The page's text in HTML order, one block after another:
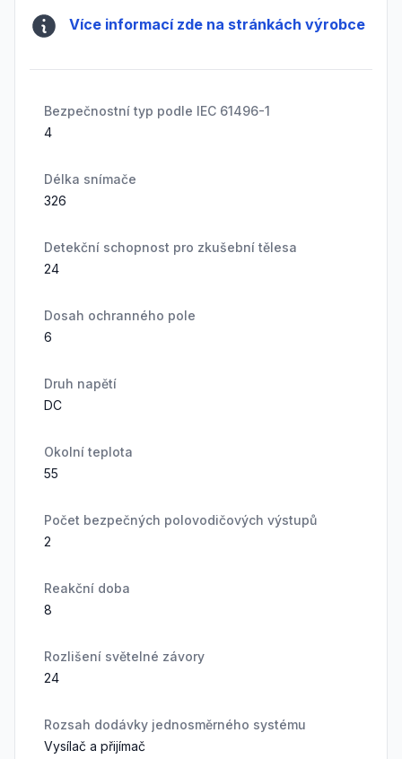
Více informací zde na stránkách výrobce
Bezpečnostní typ podle IEC 61496-1
4
Délka snímače
326
Detekční schopnost pro zkušební tělesa
24
Dosah ochranného pole
6
Druh napětí
DC
Okolní teplota
55
Počet bezpečných polovodičových výstupů
2
Reakční doba
8
Rozlišení světelné závory
24
Rozsah dodávky jednosměrného systému
Vysílač a přijímač